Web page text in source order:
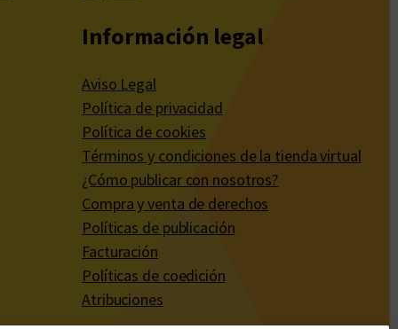
Información legal
Aviso Legal
Política de privacidad
Política de cookies
Términos y condiciones de la tienda virtual
¿Cómo publicar con nosotros?
Compra y venta de derechos
Políticas de publicación
Facturación
Políticas de coedición
Atribuciones